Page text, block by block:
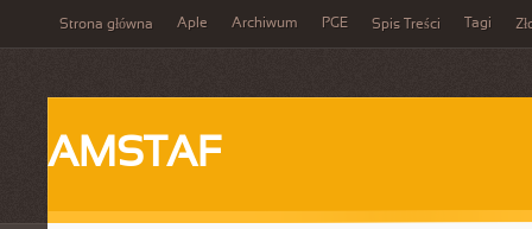
Strona główna Aple Archiwum PGE Spis Treści Tagi
AMSTAF